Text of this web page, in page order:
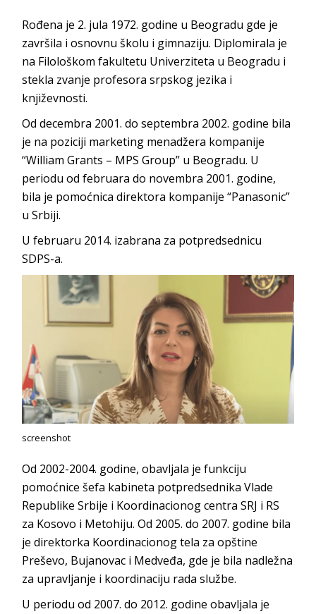
Rođena je 2. jula 1972. godine u Beogradu gde je
završila i osnovnu školu i gimnaziju. Diplomirala je
na Filološkom fakultetu Univerziteta u Beogradu i
stekla zvanje profesora srpskog jezika i
književnosti.
Od decembra 2001. do septembra 2002. godine bila
je na poziciji marketing menadžera kompanije
“William Grants – MPS Group” u Beogradu. U
periodu od februara do novembra 2001. godine,
bila je pomoćnica direktora kompanije “Panasonic”
u Srbiji.
U februaru 2014. izabrana za potpredsednicu
SDPS-a.
screenshot
Od 2002-2004. godine, obavljala je funkciju
pomoćnice šefa kabineta potpredsednika Vlade
Republike Srbije i Koordinacionog centra SRJ i RS
za Kosovo i Metohiju. Od 2005. do 2007. godine bila
je direktorka Koordinacionog tela za opštine
Preševo, Bujanovac i Medveđa, gde je bila nadležna
za upravljanje i koordinaciju rada službe.
U periodu od 2007. do 2012. godine obavljala je